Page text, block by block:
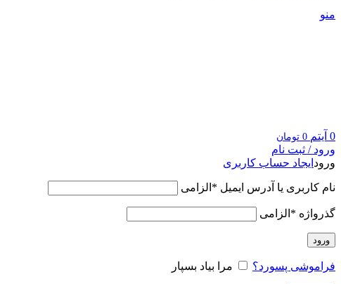
منو
0 آیتم 0 تومان
ورود / ثبت نام
ورود ایجاد حساب کاربری
نام کاربری یا آدرس ایمیل * الزامی
گذرواژه * الزامی
ورود
فراموشی پسورد؟ مرا بیاد بسپار